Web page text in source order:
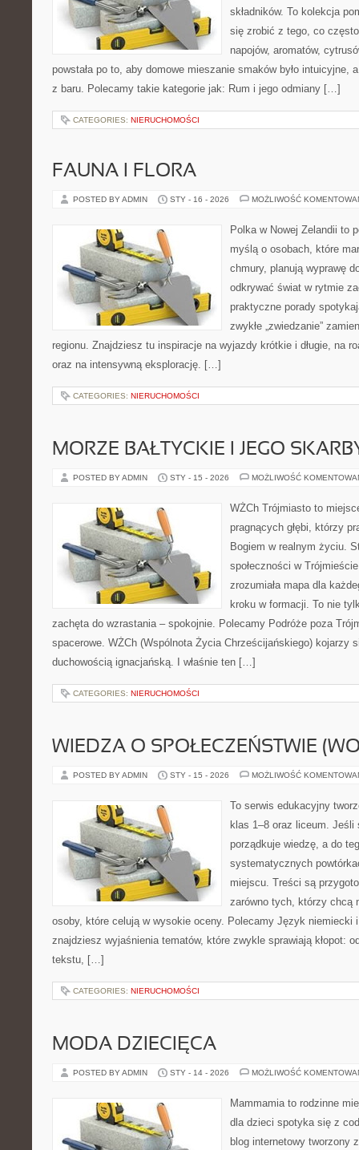
składników. To kolekcja
się zrobić z tego, co
napojów, aromatów,
powstała po to, aby domowe mieszanie smaków było intuicyjne,
z baru. Polecamy takie kategorie jak: Rum i jego odmiany […]
CATEGORIES: NIERUCHOMOŚCI
FAUNA I FLORA
POSTED BY ADMIN STY - 16 - 2026 MOŻLIWOŚĆ
Polka w Nowej Zelandii to
myślą o osobach, które
chmury, planują wyprawę
odkrywać świat w rytmie
praktyczne porady
zwykłe „zwiedzanie”
regionu. Znajdziesz tu inspiracje na wyjazdy krótkie i długie, na
oraz na intensywną eksplorację. […]
CATEGORIES: NIERUCHOMOŚCI
MORZE BAŁTYCKIE I JEGO
POSTED BY ADMIN STY - 15 - 2026 MOŻLIWOŚĆ
WŻCh Trójmiasto to
pragnących głębi, którzy
Bogiem w realnym życiu.
społeczności w
zrozumiała mapa dla
kroku w formacji. To nie
zachęta do wzrastania – spokojnie. Polecamy Podróże poza
spacerowe. WŻCh (Wspólnota Życia Chrześcijańskiego) kojarzy
duchowością ignacjańską. I właśnie ten […]
CATEGORIES: NIERUCHOMOŚCI
WIEDZA O SPOŁECZEŃSTWIE
POSTED BY ADMIN STY - 15 - 2026 MOŻLIWOŚĆ
To serwis edukacyjny
klas 1–8 oraz liceum.
porządkuje wiedzę, a do
systematycznych
miejscu. Treści są
zarówno tych, którzy chcą
osoby, które celują w wysokie oceny. Polecamy Język niemiecki
znajdziesz wyjaśnienia tematów, które zwykle sprawiają kłopot:
tekstu, […]
CATEGORIES: NIERUCHOMOŚCI
MODA DZIECIĘCA
POSTED BY ADMIN STY - 14 - 2026 MOŻLIWOŚĆ
Mammamia to rodzinne
dla dzieci spotyka się z
blog internetowy tworzony